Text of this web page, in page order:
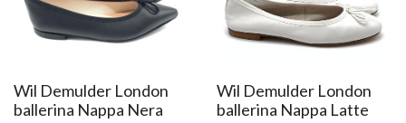
Wil Demulder London
ballerina Nappa Nera
Wil Demulder London
ballerina Nappa Latte